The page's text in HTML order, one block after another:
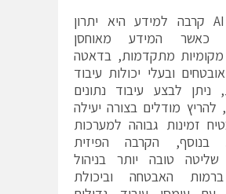
בעידן ה AI קרבה למידע היא יתרון
כאשר המידע מאוחסן
מתקדמות, בדאטה
ובעלי יכולות עיבוד
ניתן לבצע עיבוד נתונים
להריץ מודלים בצורה יעילה
זמינות גבוהה למערכות
בנוסף, הקרבה הפיזית
טובה יותר בניהול
האבטחה וביכולת